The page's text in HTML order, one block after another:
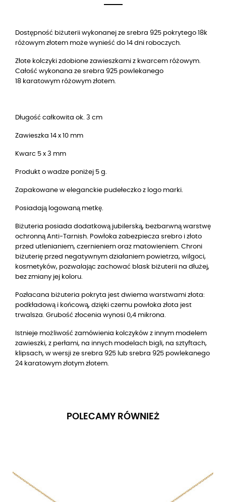
Dostępność biżuterii wykonanej ze srebra 925 pokrytego 18k
różowym złotem może wynieść do 14 dni roboczych.
Złote kolczyki zdobione zawieszkami z kwarcem różowym.
Całość wykonana ze srebra 925 powlekanego
18 karatowym różowym złotem.
Długość całkowita ok. 3 cm
Zawieszka 14 x 10 mm
Kwarc 5 x 3 mm
Produkt o wadze poniżej 5 g.
Zapakowane w eleganckie pudełeczko z logo marki.
Posiadają logowaną metkę.
Biżuteria posiada dodatkową jubilerską, bezbarwną warstwę
ochronną Anti-Tarnish. Powłoka zabezpiecza srebro i złoto
przed utlenianiem, czernieniem oraz matowieniem. Chroni
biżuterię przed negatywnym działaniem powietrza, wilgoci,
kosmetyków, pozwalając zachować blask biżuterii na dłużej,
bez zmiany jej koloru.
Pozłacana biżuteria pokryta jest dwiema warstwami złota:
podkładową i końcową, dzięki czemu powłoka złota jest
trwalsza. Grubość złocenia wynosi 0,4 mikrona.
Istnieje możliwość zamówienia kolczyków z innym modelem
zawieszki, z perłami, na innych modelach bigli, na sztyftach,
klipsach, w wersji ze srebra 925 lub srebra 925 powlekanego
24 karatowym złotym złotem.
POLECAMY RÓWNIEŻ